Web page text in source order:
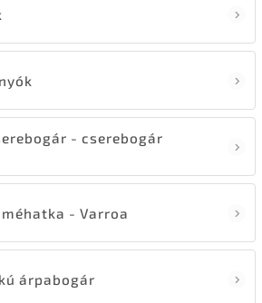
- cserebogár
- Varroa
árpabogár